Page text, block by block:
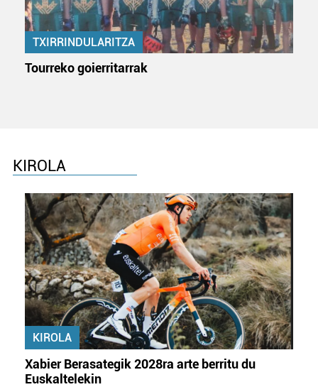
TXIRRINDULARITZA
Tourreko goierritarrak
KIROLA
KIROLA
Xabier Berasategik 2028ra arte berritu du
Euskaltelekin